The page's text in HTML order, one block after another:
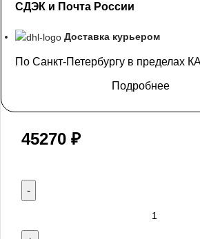
СДЭК и Почта России
Доставка курьером
По Санкт-Петербургу в пределах
Подробнее
45270 ₽